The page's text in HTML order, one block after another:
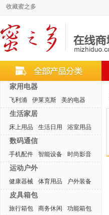
收藏蜜之多
家用电器
飞利浦 伊莱克斯 美的电器
生活家居
床上用品 生活日用 浴室用品
数码通信
手机配件 智能设备 时尚影音
运动户外
健康器械 体育用品 户外装备
皮具箱包
旅行箱包 商务休闲 功能箱包